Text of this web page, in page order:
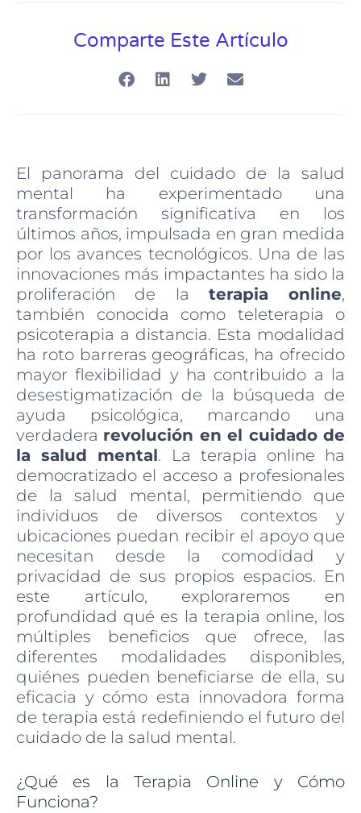
Comparte Este Artículo
El panorama del cuidado de la salud
mental ha experimentado una
transformación significativa en los
últimos años, impulsada en gran medida
por los avances tecnológicos. Una de las
innovaciones más impactantes ha sido la
proliferación de la terapia online,
también conocida como teleterapia o
psicoterapia a distancia. Esta modalidad
ha roto barreras geográficas, ha ofrecido
mayor flexibilidad y ha contribuido a la
desestigmatización de la búsqueda de
ayuda psicológica, marcando una
verdadera revolución en el cuidado de
la salud mental. La terapia online ha
democratizado el acceso a profesionales
de la salud mental, permitiendo que
individuos de diversos contextos y
ubicaciones puedan recibir el apoyo que
necesitan desde la comodidad y
privacidad de sus propios espacios. En
este artículo, exploraremos en
profundidad qué es la terapia online, los
múltiples beneficios que ofrece, las
diferentes modalidades disponibles,
quiénes pueden beneficiarse de ella, su
eficacia y cómo esta innovadora forma
de terapia está redefiniendo el futuro del
cuidado de la salud mental.
¿Qué es la Terapia Online y Cómo
Funciona?